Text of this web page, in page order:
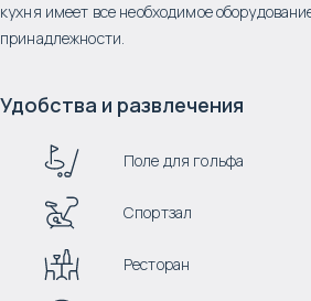
кухня имеет все необходимое
принадлежности.
Удобства и развлечения
Поле для гольфа
Спортзал
Ресторан